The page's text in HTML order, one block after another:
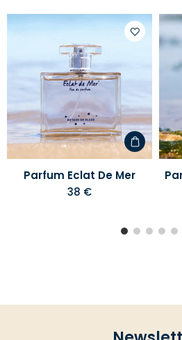
Ajouter
d'envies
Parfum Eclat De Mer
38 €